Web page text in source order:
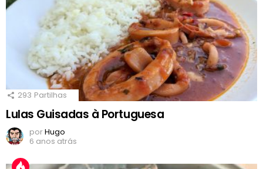
293 Partilhas
Lulas Guisadas à Portuguesa
porHugo
6 anos atrás